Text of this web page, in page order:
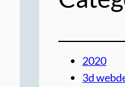
2020
3d